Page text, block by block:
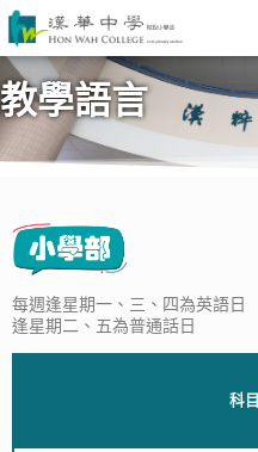
教學語言
每週逢星期一、三、四為英語日
逢星期二、五為普通話日
科目